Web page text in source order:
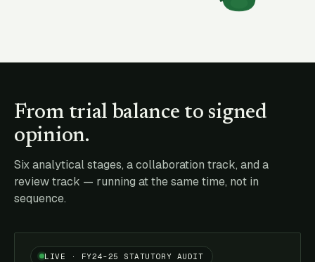
From trial balance to signed
opinion.
Six analytical stages, a collaboration track, and a
review track — running at the same time, not in
sequence.
LIVE · FY24-25 STATUTORY AUDIT